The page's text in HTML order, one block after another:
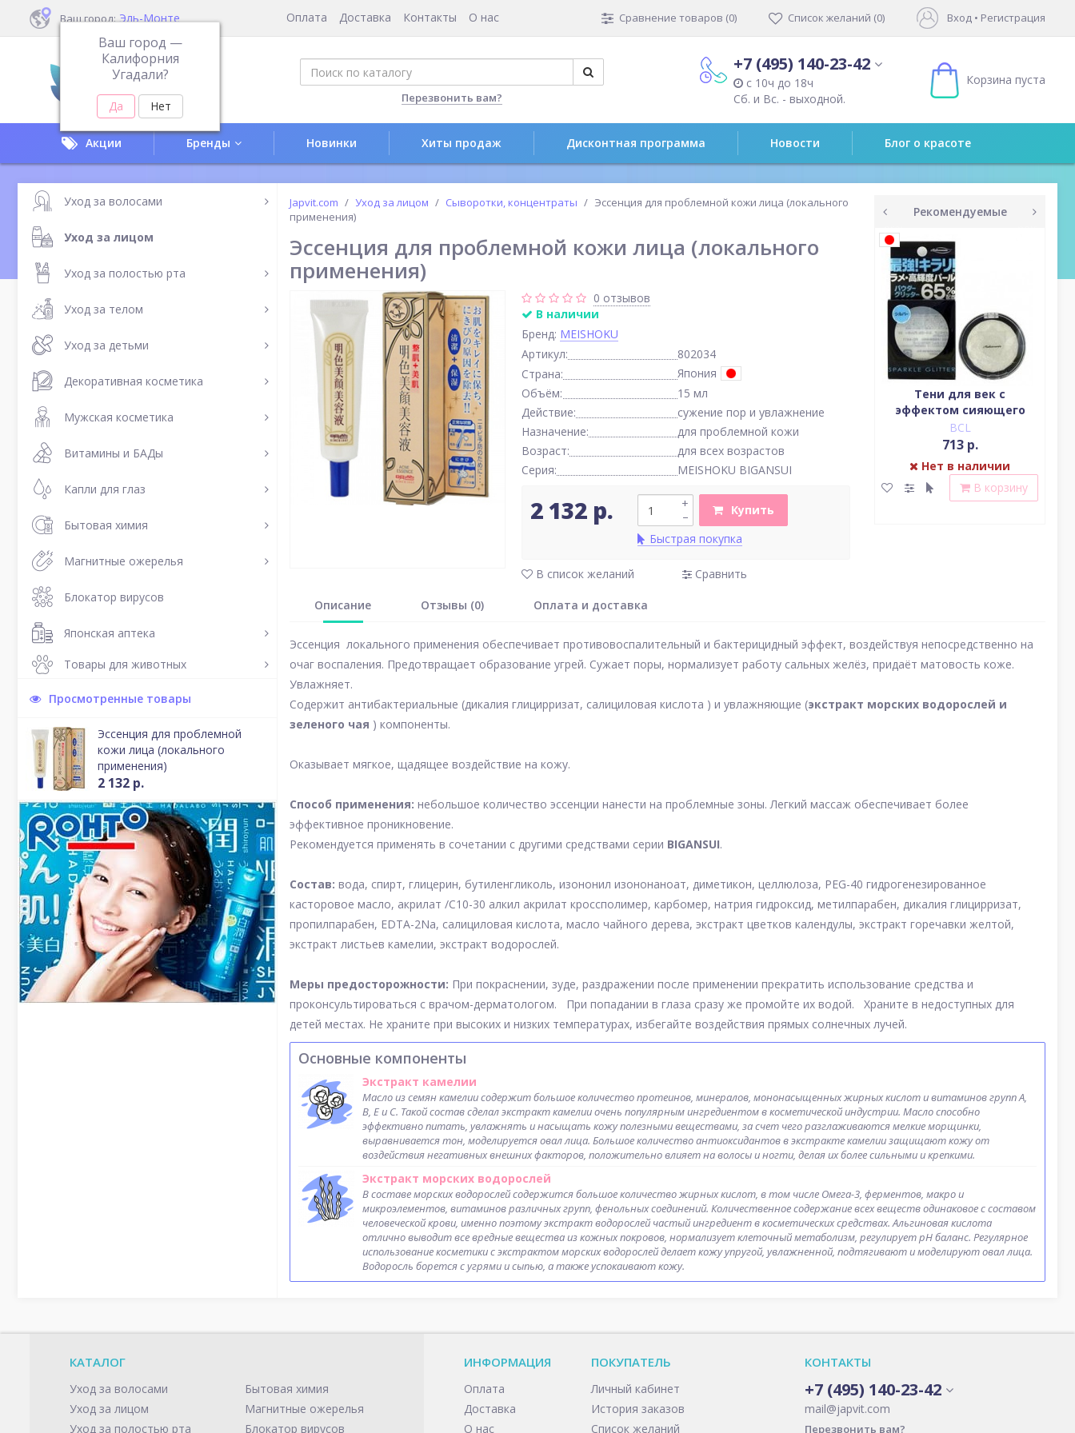
Ваш город: Эль-Монте
Ваш город —
Калифорния
Угадали?
Оплата Доставка Контакты О нас Сравнение товаров (0) Список желаний (0) Вход • Регистрация
Перезвонить вам?
+7 (495) 140-23-42
с 10ч до 18ч
Сб. и Вс. - выходной.
Корзина пуста
Акции Бренды Новинки Хиты продаж Дисконтная программа Новости Блог о красоте
Уход за волосами
Уход за лицом
Уход за полостью рта
Уход за телом
Уход за детьми
Декоративная косметика
Мужская косметика
Витамины и БАДы
Капли для глаз
Бытовая химия
Магнитные ожерелья
Блокатор вирусов
Японская аптека
Товары для животных
Просмотренные товары
Эссенция для проблемной
кожи лица (локального
применения)
2 132 р.
Japvit.com Уход за лицом Сыворотки, концентраты
Эссенция для проблемной кожи лица (локального
применения)
Эссенция для проблемной кожи лица (локального
применения)
0 отзывов
В наличии
Бренд: MEISHOKU
Артикул:
802034
Страна:
Япония
Объём:
15 мл
Действие:
сужение пор и увлажнение
Назначение:
для проблемной кожи
Возраст:
для всех возрастов
Серия:
MEISHOKU BIGANSUI
2 132 р. –
+
Купить
Быстрая покупка
В список желаний Сравнить
Рекомендуемые
подводка (цвет
насыщенный черный)
BCL
2 379 р.
Нет в наличии
Тени для век c
эффектом сияющего
блеска (серебро)
BCL
713 р.
Нет в наличии
В корзину
Описание Отзывы (0) Оплата и доставка
Эссенция локального применения обеспечивает противовоспалительный и бактерицидный эффект, воздействуя непосредственно на
очаг воспаления. Предотвращает образование угрей. Сужает поры, нормализует работу сальных желёз, придаёт матовость коже.
Увлажняет.
Содержит антибактериальные (дикалия глицирризат, салициловая кислота ) и увлажняющие (экстракт морских водорослей и
зеленого чая ) компоненты.
Оказывает мягкое, щадящее воздействие на кожу.
Способ применения: небольшое количество эссенции нанести на проблемные зоны. Легкий массаж обеспечивает более
эффективное проникновение.
Рекомендуется применять в сочетании с другими средствами серии BIGANSUI.
Состав: вода, спирт, глицерин, бутиленгликоль, изононил изононаноат, диметикон, целлюлоза, PEG-40 гидрогенезированное
касторовое масло, акрилат /C10-30 алкил акрилат кроссполимер, карбомер, натрия гидроксид, метилпарабен, дикалия глицирризат,
пропилпарабен, EDTA-2Na, салициловая кислота, масло чайного дерева, экстракт цветков календулы, экстракт горечавки желтой,
экстракт листьев камелии, экстракт водорослей.
Меры предосторожности: При покраснении, зуде, раздражении после применении прекратить использование средства и
проконсультироваться с врачом-дерматологом. При попадании в глаза сразу же промойте их водой. Храните в недоступных для
детей местах. Не храните при высоких и низких температурах, избегайте воздействия прямых солнечных лучей.
Основные компоненты
Экстракт камелии
Масло из семян камелии содержит большое количество протеинов, минералов, мононасыщенных жирных кислот и витаминов групп A,
B, E и С. Такой состав сделал экстракт камелии очень популярным ингредиентом в косметической индустрии. Масло способно
эффективно питать, увлажнять и насыщать кожу полезными веществами, за счет чего разглаживаются мелкие морщинки,
выравнивается тон, моделируется овал лица. Большое количество антиоксидантов в экстракте камелии защищают кожу от
воздействия негативных внешних факторов, положительно влияет на волосы и ногти, делая их более сильными и крепкими.
Экстракт морских водорослей
В составе морских водорослей содержится большое количество жирных кислот, в том числе Омега-3, ферментов, макро и
микроэлементов, витаминов различных групп, фенольных соединений. Количественное содержание всех веществ одинаковое с составом
человеческой крови, именно поэтому экстракт водорослей частый ингредиент в косметических средствах. Альгиновая кислота
отлично выводит все вредные вещества из кожных покровов, нормализует клеточный метаболизм, регулирует pH баланс. Регулярное
использование косметики с экстрактом морских водорослей делает кожу упругой, увлажненной, подтягивают и моделируют овал лица.
Водоросль борется с угрями и сыпью, а также успокаивают кожу.
КАТАЛОГ
Уход за волосами
Уход за лицом
Уход за полостью рта
Бытовая химия
Магнитные ожерелья
Блокатор вирусов
ИНФОРМАЦИЯ
Оплата
Доставка
О нас
ПОКУПАТЕЛЬ
Личный кабинет
История заказов
Список желаний
КОНТАКТЫ
+7 (495) 140-23-42
mail@japvit.com
Перезвонить вам?